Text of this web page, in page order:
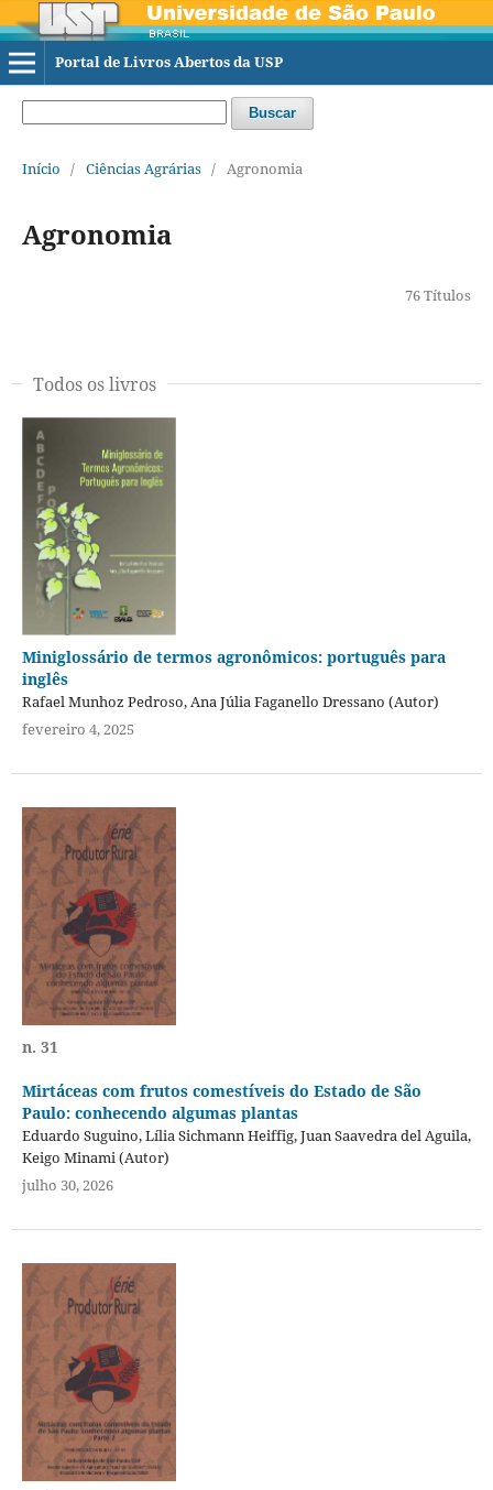
Portal de Livros Abertos da USP
Buscar
Início / Ciências Agrárias / Agronomia
Agronomia
76 Títulos
Todos os livros
Miniglossário de termos agronômicos: português para
inglês
Rafael Munhoz Pedroso, Ana Júlia Faganello Dressano (Autor)
fevereiro 4, 2025
n. 31
Mirtáceas com frutos comestíveis do Estado de São
Paulo: conhecendo algumas plantas
Eduardo Suguino, Lília Sichmann Heiffig, Juan Saavedra del Aguila,
Keigo Minami (Autor)
julho 30, 2026